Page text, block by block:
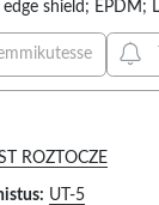
edge shield;
ROZTOCZE
UT-5